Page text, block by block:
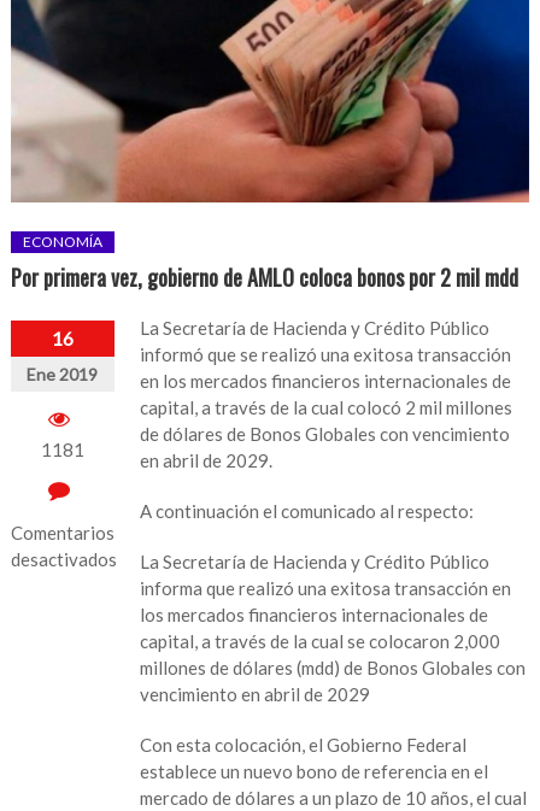
ECONOMÍA
Por primera vez, gobierno de AMLO coloca bonos por 2 mil mdd
16
Ene 2019
1181
Comentarios
desactivados
La Secretaría de Hacienda y Crédito Público
informó que se realizó una exitosa transacción
en los mercados financieros internacionales de
capital, a través de la cual colocó 2 mil millones
de dólares de Bonos Globales con vencimiento
en abril de 2029.
A continuación el comunicado al respecto:
La Secretaría de Hacienda y Crédito Público
informa que realizó una exitosa transacción en
los mercados financieros internacionales de
capital, a través de la cual se colocaron 2,000
millones de dólares (mdd) de Bonos Globales con
vencimiento en abril de 2029
Con esta colocación, el Gobierno Federal
establece un nuevo bono de referencia en el
mercado de dólares a un plazo de 10 años, el cual